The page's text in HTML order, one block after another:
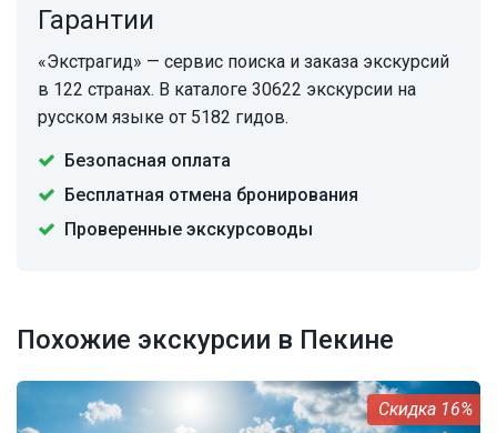
Гарантии
«Экстрагид» — сервис поиска и заказа экскурсий
в 122 странах. В каталоге 30622 экскурсии на
русском языке от 5182 гидов.
Безопасная оплата
Бесплатная отмена бронирования
Проверенные экскурсоводы
Похожие экскурсии в Пекине
16%